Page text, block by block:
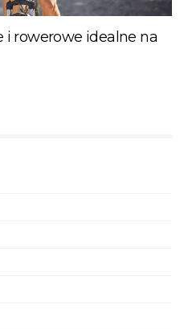
i rowerowe idealne na